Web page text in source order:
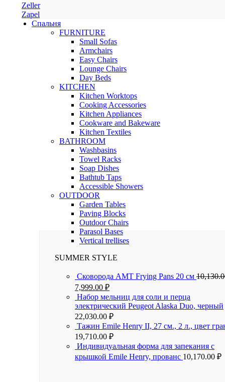
Zeller
Zapel
Спальня
FURNITURE
Small Sofas
Armchairs
Easy Chairs
Lounge Chairs
Day Beds
KITCHEN
Kitchen Worktops
Cooking Accessories
Kitchen Appliances
Cookware and Bakeware
Kitchen Textiles
BATHROOM
Washbasins
Towel Racks
Soap Dishes
Bathtub Taps
Accessible Showers
OUTDOOR
Garden Tables
Paving Blocks
Outdoor Chairs
Parasol Bases
Vertical trellises
SUMMER STYLE
Сковорода AMT Frying Pans 20 см
7,999.00 ₽
Набор мельниц для соли и перца
электрический Peugeot Alaska Duo, черный
22,030.00 ₽
Тажин Emile Henry II, 27 см., 2 л., цвет
19,710.00 ₽
Индивидуальная форма для запекания с
крышкой Emile Henry, прованс 10,170.00 ₽